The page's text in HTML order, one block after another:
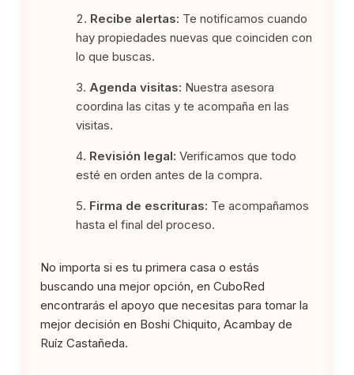
Recibe alertas: Te notificamos cuando
hay propiedades nuevas que coinciden con
lo que buscas.
Agenda visitas: Nuestra asesora
coordina las citas y te acompaña en las
visitas.
Revisión legal: Verificamos que todo
esté en orden antes de la compra.
Firma de escrituras: Te acompañamos
hasta el final del proceso.
No importa si es tu primera casa o estás
buscando una mejor opción, en CuboRed
encontrarás el apoyo que necesitas para tomar la
mejor decisión en Boshi Chiquito, Acambay de
Ruíz Castañeda.